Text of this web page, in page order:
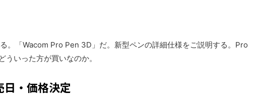
。「Wacom Pro Pen 3D」だ。新型ペンの詳細仕様をご説明する。Pro
いった方が買いなのか。
・価格決定